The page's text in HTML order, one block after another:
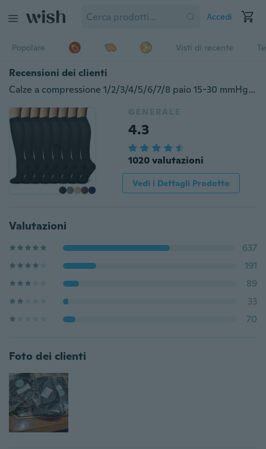
Accedi
Popolare Visti di recente
Recensioni dei clienti
Calze a compressione 1/2/3/4/5/6/7/8 paio 15-30 mmHg è il miglior atletico e medico per uomini e donne che corrono infermiera di viaggio di volo
GENERALE
4.3
1020 valutazioni
Vedi i Dettagli Prodotto
Valutazioni
637
191
89
33
70
Foto dei clienti